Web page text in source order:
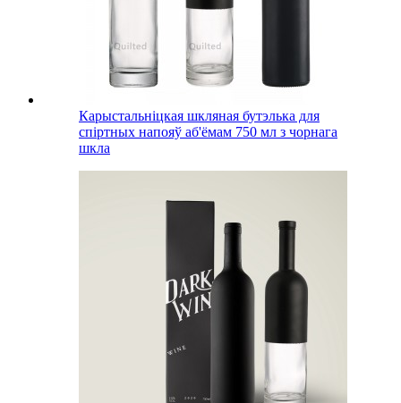
Карыстальніцкая шкляная бутэлька для
спіртных напояў аб'ёмам 750 мл з чорнага
шкла